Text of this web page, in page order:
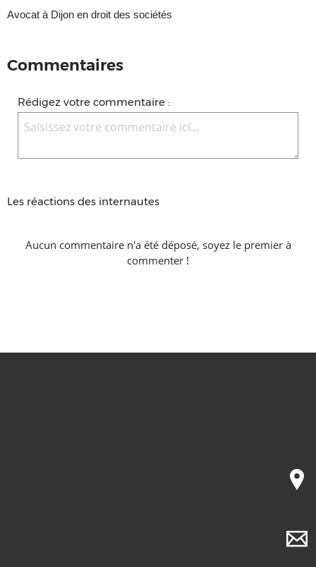
Avocat à Dijon en droit des sociétés
Commentaires
Rédigez votre commentaire :
Les réactions des internautes
Aucun commentaire n'a été déposé, soyez le premier à
commenter !